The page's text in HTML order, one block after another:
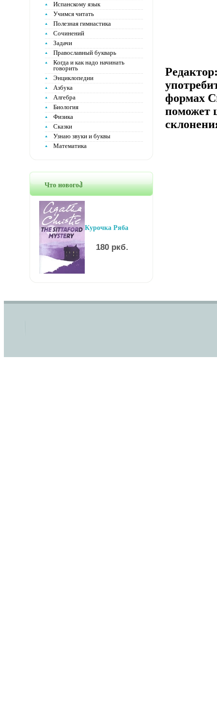
Испанскому язык
Учимся читать
Полезная гимнастика
Сочинений
Задачи
Православный букварь
Когда и как надо начинать
говорить
Энциклопедии
Азбука
Алгебра
Биология
Физика
Сказки
Узнаю звуки и буквы
Математика
Что новогоჰ
Курочка Ряба
180 ркб.
формах
поможет